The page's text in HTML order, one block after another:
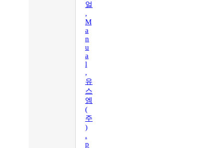
얼
,
M
a
n
u
a
l
,
유
스
엠
(
주
)
.
p